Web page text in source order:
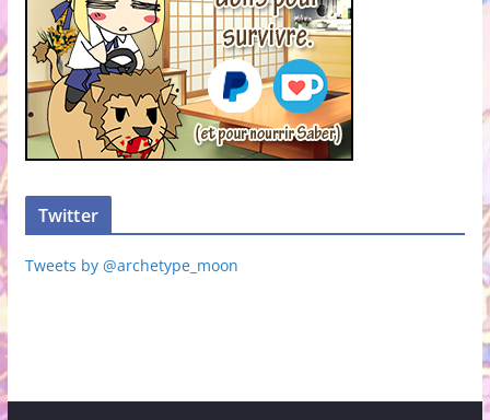
Twitter
Tweets by @archetype_moon